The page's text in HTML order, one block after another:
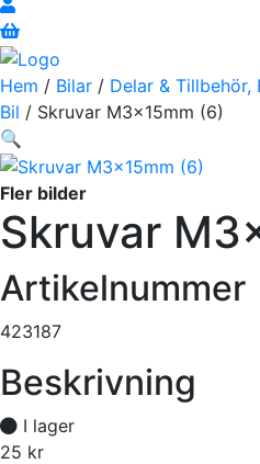
Hem / Bilar / Delar & Tillbehör,
Bil / Skruvar M3x15mm (6)
🔍
Fler bilder
Skruvar
Artikelnummer
423187
Beskrivning
I lager
25 kr